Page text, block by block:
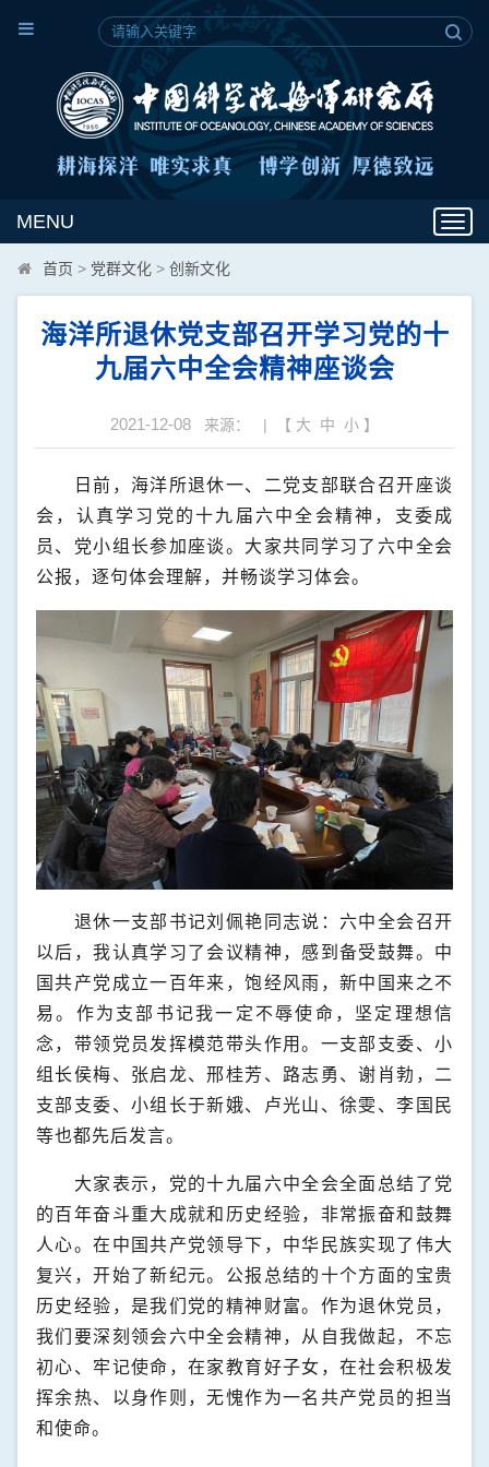
MENU
首页 > 党群文化 > 创新文化
海洋所退休党支部召开学习党的十
九届六中全会精神座谈会
2021-12-08 来源： | 【 大 中 小 】
日前，海洋所退休一、二党支部联合召开座谈
会，认真学习党的十九届六中全会精神，支委成
员、党小组长参加座谈。 大家共同学习了六中全会
公报，逐句体会理解，并畅谈学习体会。
退休一支部书记刘佩艳同志说：六中全会召开
以后，我认真学习了会议精神，感到备受鼓舞。中
国共产党成立一百年来，饱经风雨，新中国来之不
易。作为支部书记我一定不辱使命，坚定理想信
念，带领党员发挥模范带头作用。一支部支委、小
组长侯梅、张启龙、邢桂芳、路志勇、谢肖勃，二
支部支委、小组长于新娥、卢光山、徐雯、李国民
等也都先后发言。
大家表示，党的十九届六中全会全面总结了 党
的百年奋斗重大成就和历史经验，非常振奋和鼓舞
人心。在中国共产党领导下，中华民族实现了伟大
复兴，开始了新纪元。公报总结的十个方面的宝贵
历史经验，是我们党的精神财富。作为退休党员，
我们要深刻领会六中全会精神，从自我做起，不忘
初心、牢记使命，在家教育好子女，在社会积极发
挥余热、以身作则，无愧作为一名共产党员的担当
和使命。